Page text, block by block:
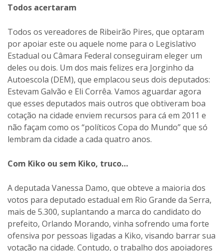
Todos acertaram
Todos os vereadores de Ribeirão Pires, que optaram
por apoiar este ou aquele nome para o Legislativo
Estadual ou Câmara Federal conseguiram eleger um
deles ou dois. Um dos mais felizes era Jorginho da
Autoescola (DEM), que emplacou seus dois deputados:
Estevam Galvão e Eli Corrêa. Vamos aguardar agora
que esses deputados mais outros que obtiveram boa
cotação na cidade enviem recursos para cá em 2011 e
não façam como os “políticos Copa do Mundo” que só
lembram da cidade a cada quatro anos.
Com Kiko ou sem Kiko, truco…
A deputada Vanessa Damo, que obteve a maioria dos
votos para deputado estadual em Rio Grande da Serra,
mais de 5.300, suplantando a marca do candidato do
prefeito, Orlando Morando, vinha sofrendo uma forte
ofensiva por pessoas ligadas a Kiko, visando barrar sua
votação na cidade. Contudo, o trabalho dos apoiadores